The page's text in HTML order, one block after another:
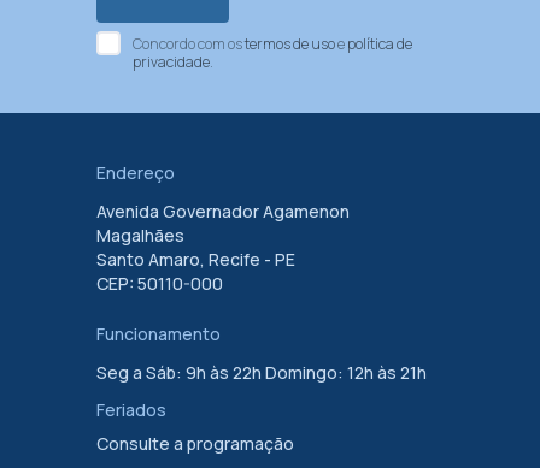
Concordo com ostermos de usoepolítica de
privacidade.
Endereço
Avenida Governador Agamenon
Magalhães
Santo Amaro, Recife - PE
CEP: 50110-000
Funcionamento
Seg a Sáb: 9h às 22h Domingo: 12h às 21h
Feriados
Consulte a programação